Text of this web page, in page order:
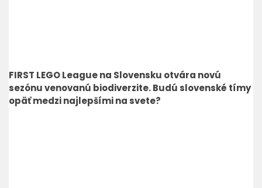
FIRST LEGO League na Slovensku otvára novú
sezónu venovanú biodiverzite. Budú slovenské tímy
opäť medzi najlepšími na svete?